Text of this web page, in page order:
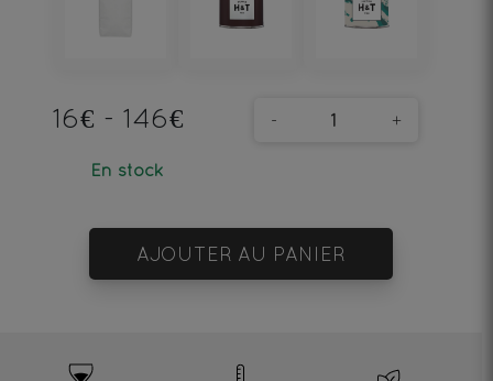
16€ - 146€
En stock
- +
AJOUTER AU PANIER